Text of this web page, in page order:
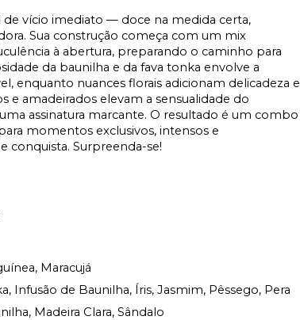
de vício imediato — doce na medida certa,
Sua construção começa com um mix
à abertura, preparando o caminho para
da baunilha e da fava tonka envolve a
enquanto nuances florais adicionam delicadeza e
e amadeirados elevam a sensualidade do
assinatura marcante. O resultado é um combo
momentos exclusivos, intensos e
conquista. Surpreenda-se!
Maracujá
Infusão de Baunilha, Íris, Jasmim, Pêssego, Pera
Madeira Clara, Sândalo